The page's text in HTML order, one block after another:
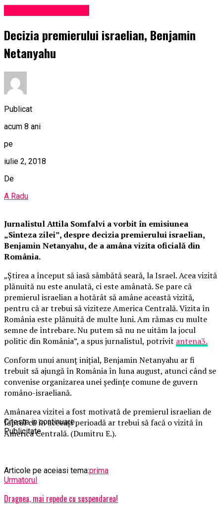
Decizia premierului israelian, Benjamin
Netanyahu
Publicat
acum 8 ani
pe
iulie 2, 2018
De
A Radu
Jurnalistul Attila Somfalvi a vorbit în emisiunea
„Sinteza zilei”, despre decizia premierului israelian,
Benjamin Netanyahu, de a amâna vizita oficială din
România.
„Știrea a început să iasă sâmbătă seară, la Israel. Acea vizită
plănuită nu este anulată, ci este amânată. Se pare că
premierul israelian a hotărât să amâne această vizită,
pentru că ar trebui să viziteze America Centrală. Vizita în
România este plănuită de multe luni. Am rămas cu multe
semne de întrebare. Nu putem să nu ne uităm la jocul
politic din România”, a spus jurnalistul, potrivit antena3.
Conform unui anunț inițial, Benjamin Netanyahu ar fi
trebuit să ajungă în România în luna august, atunci când se
convenise organizarea unei ședințe comune de guvern
româno-israeliană.
Amânarea vizitei a fost motivată de premierul israelian de
faptul că în aceeași perioadă ar trebui să facă o vizită în
America Centrală. (Dumitru E.).
Articole pe aceiasi tema:prima
Urmatorul
Dragnea, mai repede cu suspendarea!
Citeste in continuare
Publicitate